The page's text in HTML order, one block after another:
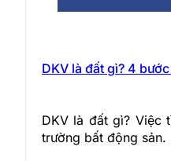
DKV là đất gì? 4
DKV là đất gì? Việc
trường bất động sản.